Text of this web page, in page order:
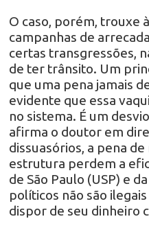
O caso, porém, trouxe
campanhas de
certas transgressões,
de ter trânsito. Um
que uma pena jamais
evidente que essa
no sistema. É um
afirma o doutor em
dissuasórios, a pena
estrutura perdem a
de São Paulo (USP) e
políticos não são
dispor de seu dinheiro